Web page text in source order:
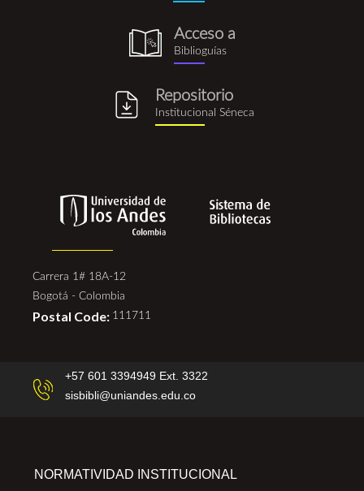
biblioguia.png
Acceso a
Biblioguías
Repositorio
Institucional Séneca
Carrera 1# 18A-12
Bogotá - Colombia
Postal Code: 111711
+57 601 3394949 Ext. 3322
sisbibli@uniandes.edu.co
NORMATIVIDAD INSTITUCIONAL